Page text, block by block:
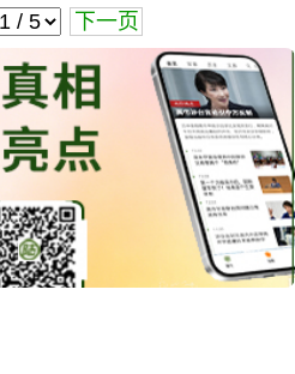
下一页